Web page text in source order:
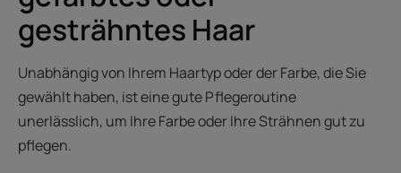
gesträhntes Haar
Unabhängig von Ihrem Haartyp oder der Farbe, die Sie
gewählt haben, ist eine gute Pflegeroutine
unerlässlich, um Ihre Farbe oder Ihre Strähnen gut zu
pflegen.